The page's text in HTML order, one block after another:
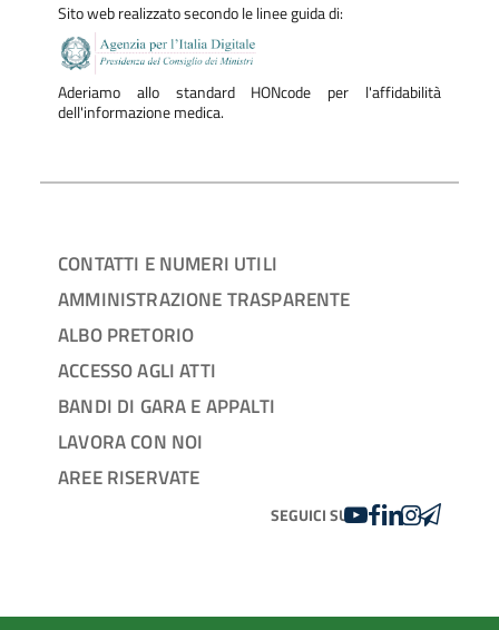
Sito web realizzato secondo le linee guida di:
Aderiamo allo standard HONcode per l'affidabilità
dell'informazione medica.
CONTATTI E NUMERI UTILI
AMMINISTRAZIONE TRASPARENTE
ALBO PRETORIO
ACCESSO AGLI ATTI
BANDI DI GARA E APPALTI
LAVORA CON NOI
AREE RISERVATE
SEGUICI SUYOUTUBE
FACEBOOK
LINKEDIN
INSTAGRAM